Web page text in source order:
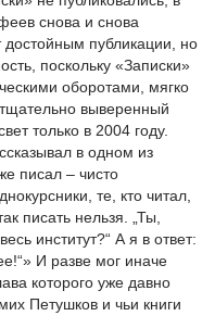
снова и снова
достойным публикации, но
поскольку «Записки»
оборотами, мягко
выверенный
только в 2004 году.
в одном из
писал – чисто
те, кто читал,
писать нельзя. „Ты,
институт?“ А я в ответ:
И разве мог иначе
которого уже давно
Петушков и чьи книги